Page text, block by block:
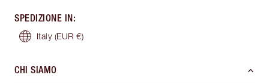
SPEDIZIONE IN:
Italy (EUR €)
CHI SIAMO